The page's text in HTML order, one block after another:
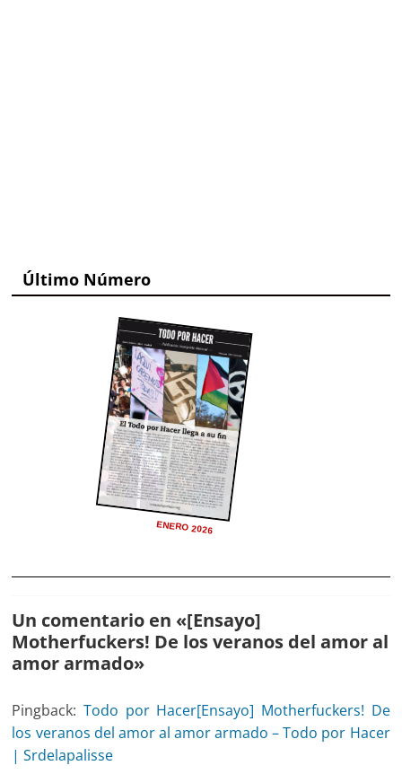
Último Número
ENERO 2026
Un comentario en «[Ensayo]
Motherfuckers! De los veranos del amor al
amor armado»
Pingback:Todo por Hacer[Ensayo] Motherfuckers! De
los veranos del amor al amor armado – Todo por Hacer
| Srdelapalisse